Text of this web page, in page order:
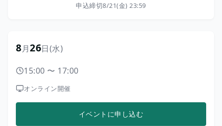
申込締切8/21(金) 23:59
8月26日(水)
15:00 〜 17:00
オンライン開催
イベントに申し込む